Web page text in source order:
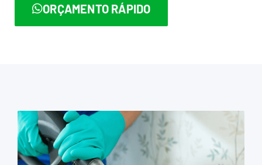
ORÇAMENTO RÁPIDO